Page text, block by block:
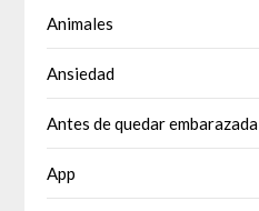
Animales
Ansiedad
Antes de quedar embarazada
App